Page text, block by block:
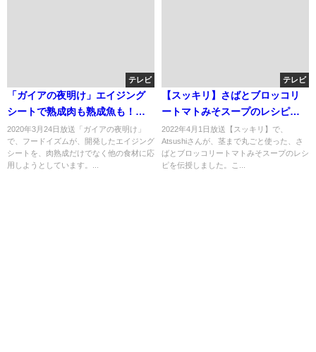
テレビ
「ガイアの夜明け」エイジング
シートで熟成肉も熟成魚も！フ
ードイズムの挑戦！
2020年3月24日放送「ガイアの夜明け」
で、フードイズムが、開発したエイジング
シートを、肉熟成だけでなく他の食材に応
用しようとしています。...
テレビ
【スッキリ】さばとブロッコリ
ートマトみそスープのレシピ！
Atsushiが伝授！4月1日
2022年4月1日放送【スッキリ】で、
Atsushiさんが、茎まで丸ごと使った、さ
ばとブロッコリートマトみそスープのレシ
ピを伝授しました。こ...